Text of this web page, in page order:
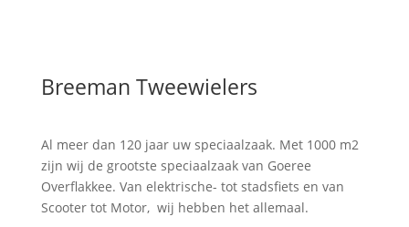
Breeman Tweewielers
Al meer dan 120 jaar uw speciaalzaak. Met 1000 m2
zijn wij de grootste speciaalzaak van Goeree
Overflakkee. Van elektrische- tot stadsfiets en van
Scooter tot Motor, wij hebben het allemaal.